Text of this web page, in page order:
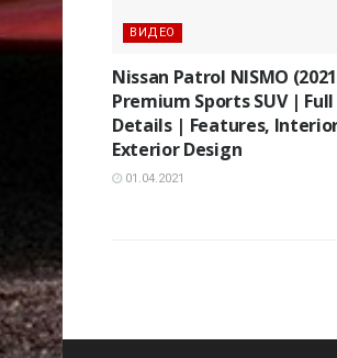
ВИДЕО
Nissan Patrol NISMO
Premium Sports SUV | Full
Details | Features,
Exterior Design
01.04.2021